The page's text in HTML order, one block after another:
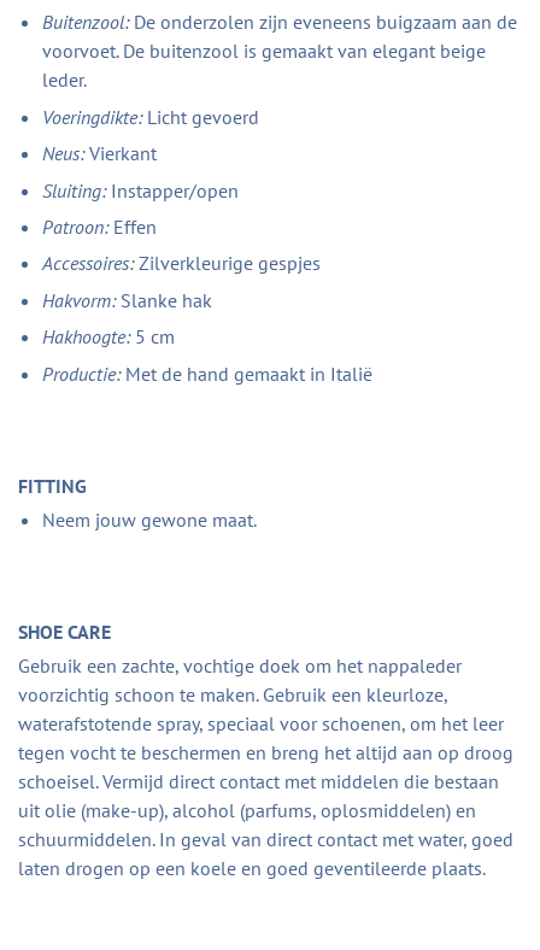
Buitenzool:De onderzolen zijn eveneens buigzaam aan de
voorvoet. De buitenzool is gemaakt van elegant beige
leder.
Voeringdikte:Licht gevoerd
Neus:Vierkant
Sluiting:Instapper/open
Patroon:Effen
Accessoires:Zilverkleurige gespjes
Hakvorm:Slanke hak
Hakhoogte:5 cm
Productie:Met de hand gemaakt in Italië
FITTING
Neem jouw gewone maat.
SHOE CARE
Gebruik een zachte, vochtige doek om het nappaleder
voorzichtig schoon te maken. Gebruik een kleurloze,
waterafstotende spray, speciaal voor schoenen, om het leer
tegen vocht te beschermen en breng het altijd aan op droog
schoeisel. Vermijd direct contact met middelen die bestaan
uit olie (make-up), alcohol (parfums, oplosmiddelen) en
schuurmiddelen. In geval van direct contact met water, goed
laten drogen op een koele en goed geventileerde plaats.